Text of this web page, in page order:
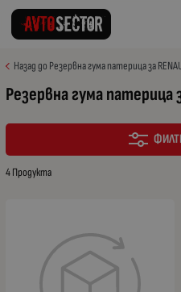
Назад до Резервна гума патерица за
Резервна гума патерица
4 Продукта